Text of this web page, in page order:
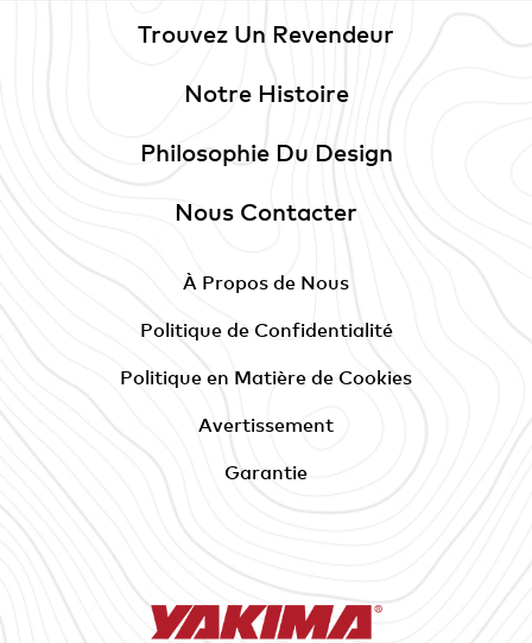
Trouvez Un Revendeur
Notre Histoire
Philosophie Du Design
Nous Contacter
À Propos de Nous
Politique de Confidentialité
Politique en Matière de Cookies
Avertissement
Garantie